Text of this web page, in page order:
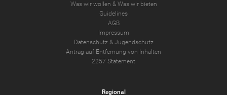
Was wir wollen & Was wir bieten
Guidelines
AGB
Impressum
Datenschutz& Jugendschutz
Antrag auf Entfernung von Inhalten
2257 Statement
Regional